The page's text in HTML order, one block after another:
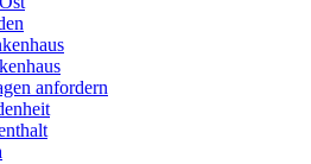
anfordern